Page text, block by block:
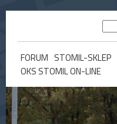
FORUM STOMIL-SKLEP
OKS STOMIL ON-LINE